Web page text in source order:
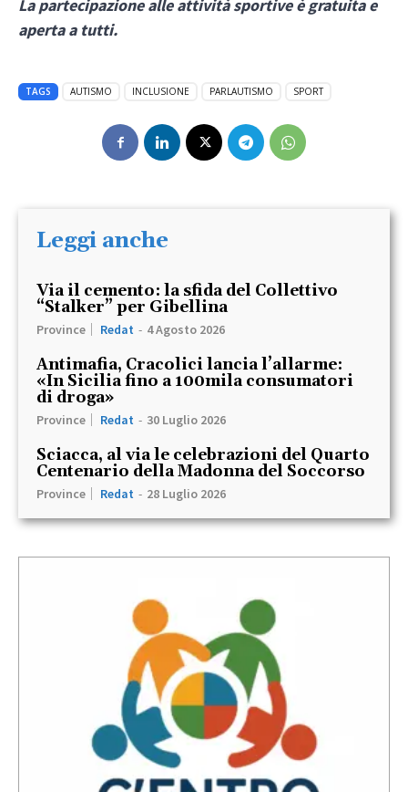
La partecipazione alle attività sportive è gratuita e
aperta a tutti.
TAGS AUTISMO INCLUSIONE PARLAUTISMO SPORT
Leggi anche
Via il cemento: la sfida del Collettivo
“Stalker” per Gibellina
Province Redat - 4 Agosto 2026
Antimafia, Cracolici lancia l’allarme:
«In Sicilia fino a 100mila consumatori
di droga»
Province Redat - 30 Luglio 2026
Sciacca, al via le celebrazioni del Quarto
Centenario della Madonna del Soccorso
Province Redat - 28 Luglio 2026